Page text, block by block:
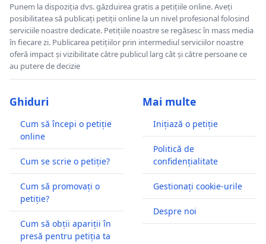
Punem la dispoziția dvs. găzduirea gratis a petițiile online. Aveți
posibilitatea să publicați petiții online la un nivel profesional folosind
serviciile noastre dedicate. Petițiile noastre se regăsesc în mass media
în fiecare zi. Publicarea petițiilor prin intermediul serviciilor noastre
oferă impact și vizibilitate către publicul larg cât și către persoane ce
au putere de decizie
Ghiduri
Cum să începi o petiție
online
Cum se scrie o petiție?
Cum să promovați o
petiție?
Cum să obții apariții în
presă pentru petiția ta
Mai multe
Inițiază o petiție
Politică de
confidențialitate
Gestionați cookie-urile
Despre noi